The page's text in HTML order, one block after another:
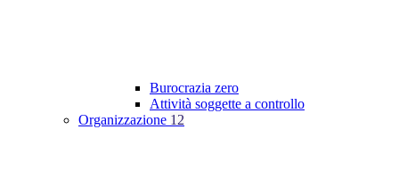
Burocrazia zero
Attività soggette a controllo
Organizzazione 12